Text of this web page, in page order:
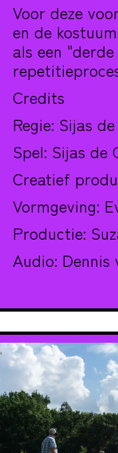
Voor deze
en de
als een
Credits
Regie: Sijas
Spel: Sijas de
Creatief
Vormgeving:
Productie:
Audio: Dennis